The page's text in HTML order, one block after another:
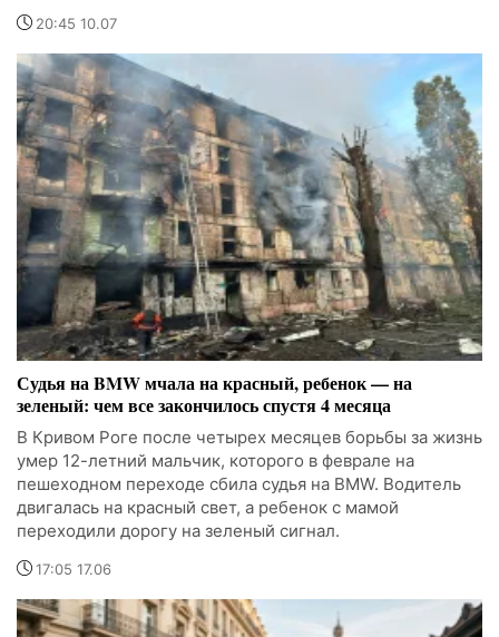
20:45 10.07
Судья на BMW мчала на красный, ребенок — на
зеленый: чем все закончилось спустя 4 месяца
В Кривом Роге после четырех месяцев борьбы за жизнь
умер 12-летний мальчик, которого в феврале на
пешеходном переходе сбила судья на BMW. Водитель
двигалась на красный свет, а ребенок с мамой
переходили дорогу на зеленый сигнал.
17:05 17.06